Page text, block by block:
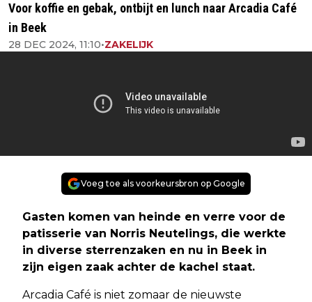
Voor koffie en gebak, ontbijt en lunch naar Arcadia Café
in Beek
28 DEC 2024, 11:10•ZAKELIJK
Voeg toe als voorkeursbron op Google
Gasten komen van heinde en verre voor de
patisserie van Norris Neutelings, die werkte
in diverse sterrenzaken en nu in Beek in
zijn eigen zaak achter de kachel staat.
Arcadia Café is niet zomaar de nieuwste